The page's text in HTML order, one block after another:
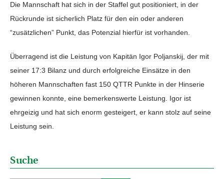
Die Mannschaft hat sich in der Staffel gut positioniert, in der
Rückrunde ist sicherlich Platz für den ein oder anderen
“zusätzlichen” Punkt, das Potenzial hierfür ist vorhanden.
Überragend ist die Leistung von Kapitän Igor Poljanskij, der mit
seiner 17:3 Bilanz und durch erfolgreiche Einsätze in den
höheren Mannschaften fast 150 QTTR Punkte in der Hinserie
gewinnen konnte, eine bemerkenswerte Leistung. Igor ist
ehrgeizig und hat sich enorm gesteigert, er kann stolz auf seine
Leistung sein.
Suche